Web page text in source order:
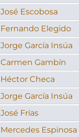
José Escobosa
Fernando Elegido
Jorge García Insúa
Carmen Gambín
Héctor Checa
Jorge García Insúa
José Frías
Mercedes Espinosa